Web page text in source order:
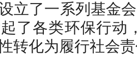
立了一系列基金
了各类环保行动
转化为履行社会